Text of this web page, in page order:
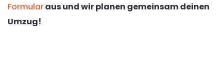
Formularaus und wir planen gemeinsam deinen
Umzug!